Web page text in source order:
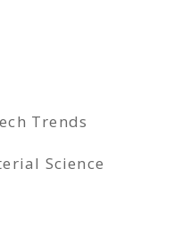
Trends
Science